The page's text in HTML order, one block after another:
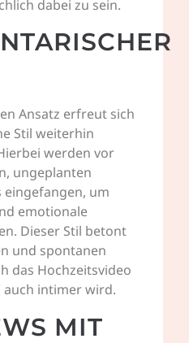
dabei zu sein.
Ansatz erfreut sich
Stil weiterhin
werden vor
ungeplanten
eingefangen, um
emotionale
Dieser Stil betont
und spontanen
das Hochzeitsvideo
intimer wird.
MIT